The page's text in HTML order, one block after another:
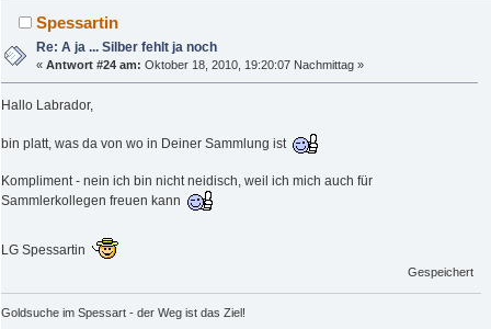
Spessartin
Re: A ja ... Silber fehlt ja noch
«Antwort #24 am: Oktober 18, 2010, 19:20:07 Nachmittag »
Hallo Labrador,
bin platt, was da von wo in Deiner Sammlung ist
Kompliment - nein ich bin nicht neidisch, weil ich mich auch für
Sammlerkollegen freuen kann
LG Spessartin
Gespeichert
Goldsuche im Spessart - der Weg ist das Ziel!